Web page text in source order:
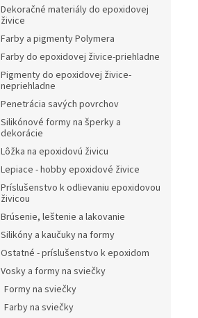
Dekoračné materiály do epoxidovej
živice
Farby a pigmenty Polymera
Farby do epoxidovej živice-priehladne
Pigmenty do epoxidovej živice-
nepriehladne
Penetrácia savých povrchov
Silikónové formy na šperky a
dekorácie
Lôžka na epoxidovú živicu
Lepiace - hobby epoxidové živice
Príslušenstvo k odlievaniu epoxidovou
živicou
Brúsenie, leštenie a lakovanie
Silikóny a kaučuky na formy
Ostatné - príslušenstvo k epoxidom
Vosky a formy na sviečky
Formy na sviečky
Farby na sviečky